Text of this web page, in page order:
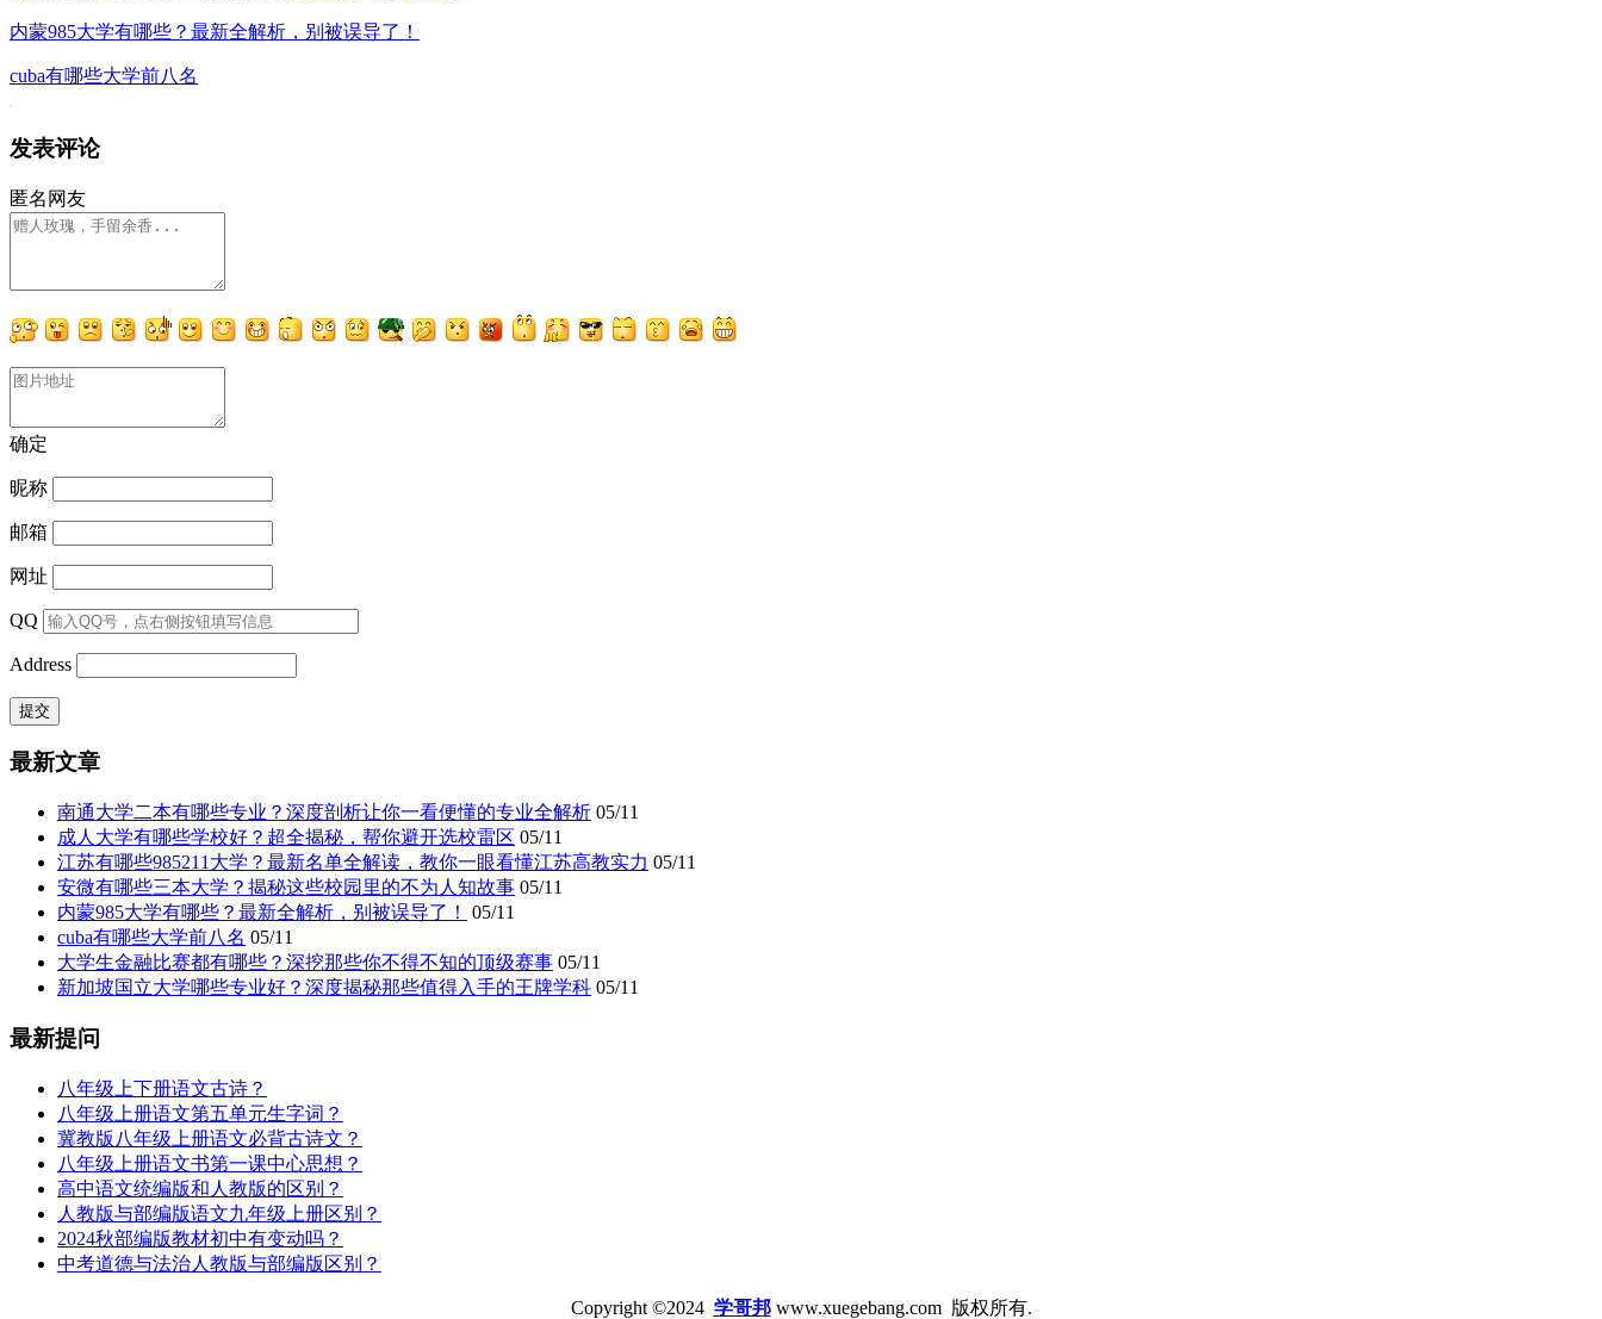
内蒙985大学有哪些？最新全解析，别被误导了！
cuba有哪些大学前八名
发表评论
匿名网友
确定
昵称
邮箱
网址
QQ
Address
最新文章
南通大学二本有哪些专业？深度剖析让你一看便懂的专业全解析 05/11
成人大学有哪些学校好？超全揭秘，帮你避开选校雷区 05/11
江苏有哪些985211大学？最新名单全解读，教你一眼看懂江苏高教实力 05/11
安微有哪些三本大学？揭秘这些校园里的不为人知故事 05/11
内蒙985大学有哪些？最新全解析，别被误导了！
05/11
cuba有哪些大学前八名 05/11
大学生金融比赛都有哪些？深挖那些你不得不知的顶级赛事 05/11
新加坡国立大学哪些专业好？深度揭秘那些值得入手的王牌学科 05/11
最新提问
八年级上下册语文古诗？
八年级上册语文第五单元生字词？
冀教版八年级上册语文必背古诗文？
八年级上册语文书第一课中心思想？
高中语文统编版和人教版的区别？
人教版与部编版语文九年级上册区别？
2024秋部编版教材初中有变动吗？
中考道德与法治人教版与部编版区别？
Copyright ©2024 学哥邦www.xuegebang.com 版权所有.